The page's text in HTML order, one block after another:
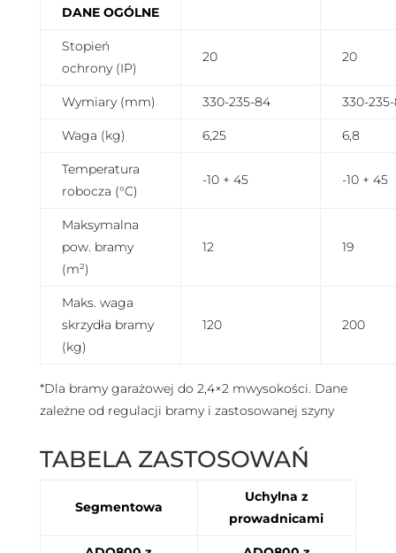
DANE OGÓLNE
Stopień
ochrony (IP)
20 20
Wymiary (mm) 330-235-84 330-
Waga (kg) 6,25 6,8
Temperatura
robocza (°C)
-10 + 45 -10 + 45
Maksymalna
pow. bramy
(m²)
12 19
Maks. waga
skrzydła bramy
(kg)
120 200
*Dla bramy garażowej do 2,4×2 mwysokości. Dane
zależne od regulacji bramy i zastosowanej szyny
TABELA ZASTOSOWAŃ
Segmentowa
Uchylna z
prowadnicami